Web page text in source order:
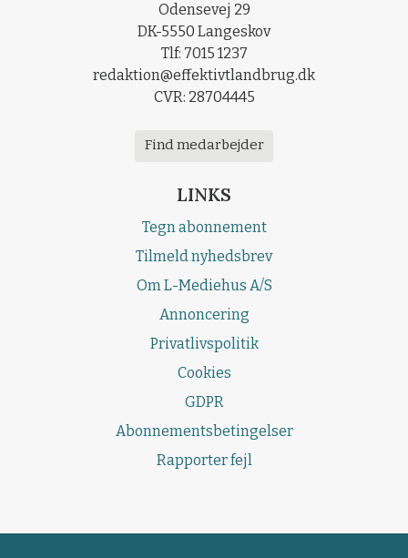
Odensevej 29
DK-5550 Langeskov
Tlf: 7015 1237
redaktion@effektivtlandbrug.dk
CVR: 28704445
Find medarbejder
LINKS
Tegn abonnement
Tilmeld nyhedsbrev
Om L-Mediehus A/S
Annoncering
Privatlivspolitik
Cookies
GDPR
Abonnementsbetingelser
Rapporter fejl